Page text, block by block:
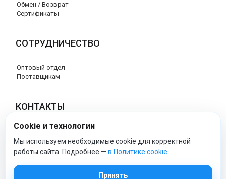
Обмен / Возврат
Сертификаты
СОТРУДНИЧЕСТВО
Оптовый отдел
Поставщикам
КОНТАКТЫ
8 (800) 707-76-34
info@esspero-market.ru
Cookie и технологии
Мы используем необходимые cookie для корректной
работы сайта. Подробнее — в Политике cookie
Принять